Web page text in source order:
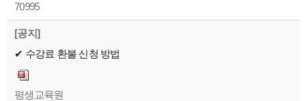
70995
[공지]
✔ 수강료 환불 신청 방법
평생교육원